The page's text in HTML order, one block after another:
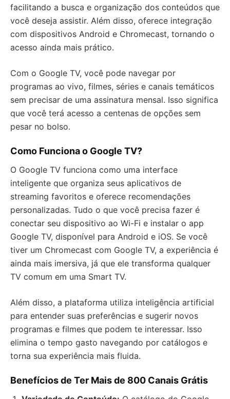
facilitando a busca e organização dos conteúdos que
você deseja assistir. Além disso, oferece integração
com dispositivos Android e Chromecast, tornando o
acesso ainda mais prático.
Com o Google TV, você pode navegar por
programas ao vivo, filmes, séries e canais temáticos
sem precisar de uma assinatura mensal. Isso significa
que você terá acesso a centenas de opções sem
pesar no bolso.
Como Funciona o Google TV?
O Google TV funciona como uma interface
inteligente que organiza seus aplicativos de
streaming favoritos e oferece recomendações
personalizadas. Tudo o que você precisa fazer é
conectar seu dispositivo ao Wi-Fi e instalar o app
Google TV, disponível para Android e iOS. Se você
tiver um Chromecast com Google TV, a experiência é
ainda mais imersiva, já que ele transforma qualquer
TV comum em uma Smart TV.
Além disso, a plataforma utiliza inteligência artificial
para entender suas preferências e sugerir novos
programas e filmes que podem te interessar. Isso
elimina o tempo gasto navegando por catálogos e
torna sua experiência mais fluida.
Benefícios de Ter Mais de 800 Canais Grátis